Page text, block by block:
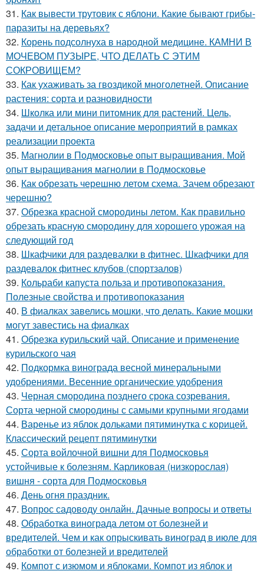
31. Как вывести трутовик с яблони. Какие бывают грибы-
паразиты на деревьях?
32. Корень подсолнуха в народной медицине. КАМНИ В
МОЧЕВОМ ПУЗЫРЕ, ЧТО ДЕЛАТЬ С ЭТИМ
СОКРОВИЩЕМ?
33. Как ухаживать за гвоздикой многолетней. Описание
растения: сорта и разновидности
34. Школка или мини питомник для растений. Цель,
задачи и детальное описание мероприятий в рамках
реализации проекта
35. Магнолии в Подмосковье опыт выращивания. Мой
опыт выращивания магнолии в Подмосковье
36. Как обрезать черешню летом схема. Зачем обрезают
черешню?
37. Обрезка красной смородины летом. Как правильно
обрезать красную смородину для хорошего урожая на
следующий год
38. Шкафчики для раздевалки в фитнес. Шкафчики для
раздевалок фитнес клубов (спортзалов)
39. Кольраби капуста польза и противопоказания.
Полезные свойства и противопоказания
40. В фиалках завелись мошки, что делать. Какие мошки
могут завестись на фиалках
41. Обрезка курильский чай. Описание и применение
курильского чая
42. Подкормка винограда весной минеральными
удобрениями. Весенние органические удобрения
43. Черная смородина позднего срока созревания.
Сорта черной смородины с самыми крупными ягодами
44. Варенье из яблок дольками пятиминутка с корицей.
Классический рецепт пятиминутки
45. Сорта войлочной вишни для Подмосковья
устойчивые к болезням. Карликовая (низкорослая)
вишня - сорта для Подмосковья
46. День огня праздник.
47. Вопрос садоводу онлайн. Дачные вопросы и ответы
48. Обработка винограда летом от болезней и
вредителей. Чем и как опрыскивать виноград в июле для
обработки от болезней и вредителей
49. Компот с изюмом и яблоками. Компот из яблок и